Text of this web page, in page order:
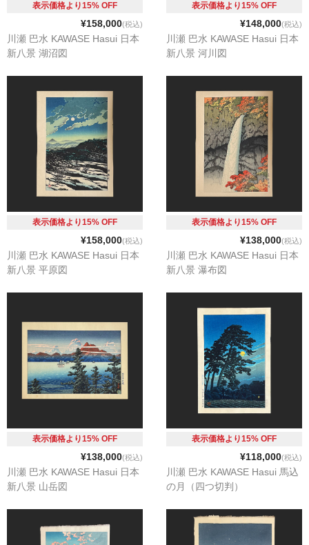
表示価格より15% OFF
¥158,000(税込)
川瀬 巴水 KAWASE Hasui 日本
新八景 湖沼図
表示価格より15% OFF
¥148,000(税込)
川瀬 巴水 KAWASE Hasui 日本
新八景 河川図
表示価格より15% OFF
¥158,000(税込)
川瀬 巴水 KAWASE Hasui 日本
新八景 平原図
表示価格より15% OFF
¥138,000(税込)
川瀬 巴水 KAWASE Hasui 日本
新八景 瀑布図
表示価格より15% OFF
¥138,000(税込)
川瀬 巴水 KAWASE Hasui 日本
新八景 山岳図
表示価格より15% OFF
¥118,000(税込)
川瀬 巴水 KAWASE Hasui 馬込
の月（四つ切判）